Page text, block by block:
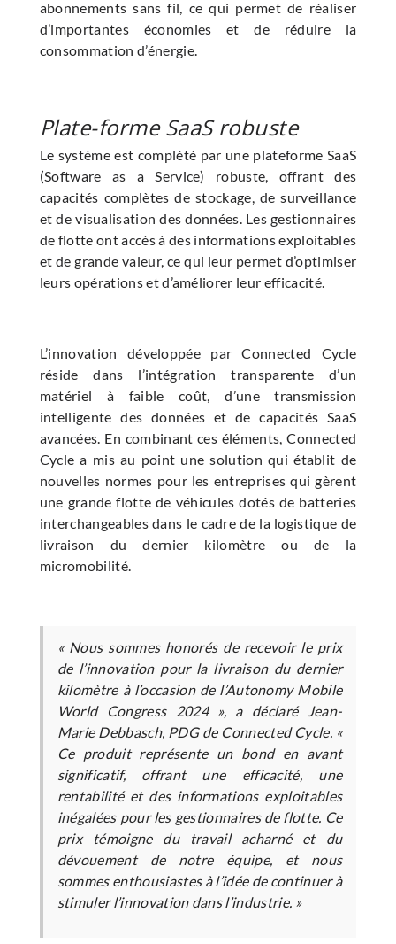
abonnements sans fil, ce qui permet de réaliser
d’importantes économies et de réduire la
consommation d’énergie.
Plate-forme SaaS robuste
Le système est complété par une plateforme SaaS
(Software as a Service) robuste, offrant des
capacités complètes de stockage, de surveillance
et de visualisation des données. Les gestionnaires
de flotte ont accès à des informations exploitables
et de grande valeur, ce qui leur permet d’optimiser
leurs opérations et d’améliorer leur efficacité.
L’innovation développée par Connected Cycle
réside dans l’intégration transparente d’un
matériel à faible coût, d’une transmission
intelligente des données et de capacités SaaS
avancées. En combinant ces éléments, Connected
Cycle a mis au point une solution qui établit de
nouvelles normes pour les entreprises qui gèrent
une grande flotte de véhicules dotés de batteries
interchangeables dans le cadre de la logistique de
livraison du dernier kilomètre ou de la
micromobilité.
« Nous sommes honorés de recevoir le prix
de l’innovation pour la livraison du dernier
kilomètre à l’occasion de l’Autonomy Mobile
World Congress 2024 », a déclaré Jean-
Marie Debbasch, PDG de Connected Cycle. «
Ce produit représente un bond en avant
significatif, offrant une efficacité, une
rentabilité et des informations exploitables
inégalées pour les gestionnaires de flotte. Ce
prix témoigne du travail acharné et du
dévouement de notre équipe, et nous
sommes enthousiastes à l’idée de continuer à
stimuler l’innovation dans l’industrie. »